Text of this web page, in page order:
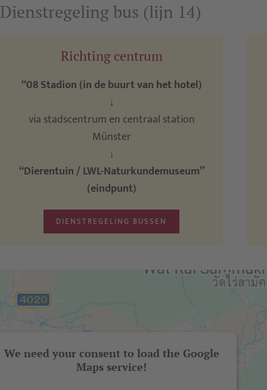
Dienstregeling bus (lijn 14)
Richting centrum
“08 Stadion (in de buurt van het hotel)
↓
via stadscentrum en centraal station
Münster
↓
“Dierentuin / LWL-Naturkundemuseum”
(eindpunt)
DIENSTREGELING BUSSEN
We need your consent to load the Google
Maps service!